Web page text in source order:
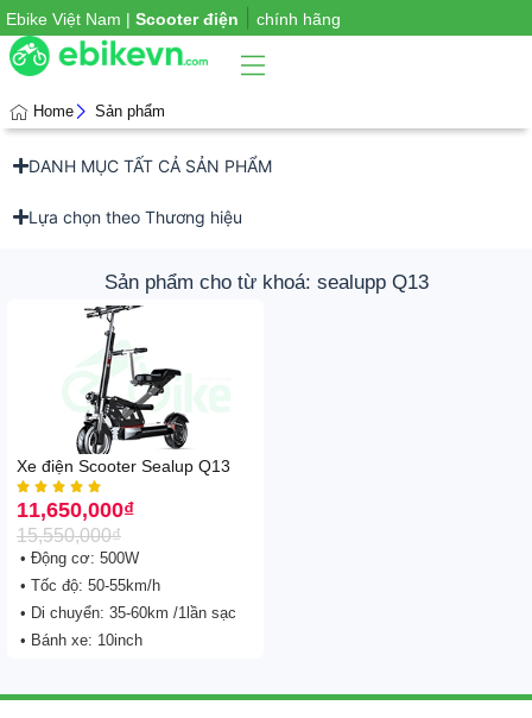
Ebike Việt Nam | Scooter điện chính hãng
Home Sản phẩm
DANH MỤC TẤT CẢ SẢN PHẨM
Lựa chọn theo Thương hiệu
Sản phẩm cho từ khoá: sealupp Q13
Xe điện Scooter Sealup Q13
    
15,550,000₫
11,650,000₫
• Động cơ: 500W
• Tốc độ: 50-55km/h
• Di chuyển: 35-60km /1lần sạc
• Bánh xe: 10inch